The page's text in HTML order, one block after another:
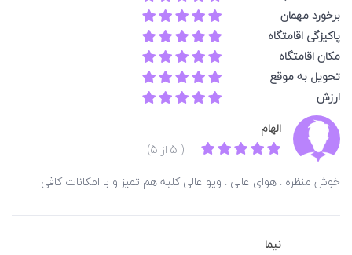
برخورد مهمان
پاکیزگی اقامتگاه
مکان اقامتگاه
تحویل به موقع
ارزش
الهام
( 5 از 5)
خوش منظره . هوای عالی . ویو عالی کلبه هم تمیز و با امکانات کافی
نیما